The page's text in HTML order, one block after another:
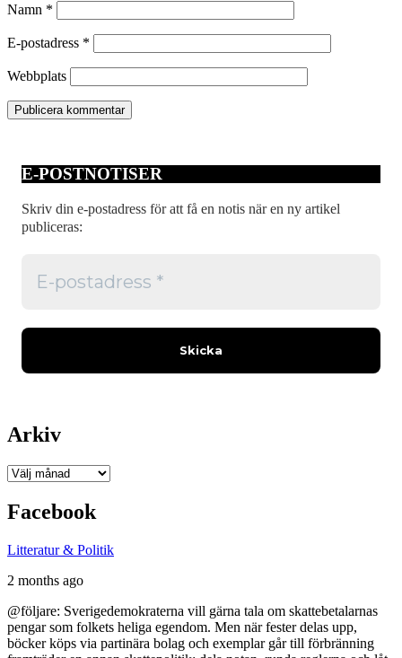
Namn *
E-postadress *
Webbplats
E-POSTNOTISER
Skriv din e-postadress för att få en notis när en ny artikel
publiceras:
Arkiv
Arkiv
Facebook
Litteratur & Politik
2 months ago
@följare: Sverigedemokraterna vill gärna tala om skattebetalarnas
pengar som folkets heliga egendom. Men när fester delas upp,
böcker köps via partinära bolag och exemplar går till förbränning